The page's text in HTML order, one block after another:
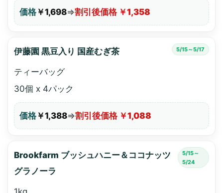
価格 ￥1,698⇒割引後価格 ￥1,358
伊藤園 黒豆入り 国産むぎ茶 5/15～5/17
ティーバッグ
30個 x 4パック
価格 ￥1,388⇒割引後価格 ￥1,088
Brookfarm ブッシュハニー＆ココナッツ
グラノーラ
5/15～
5/24